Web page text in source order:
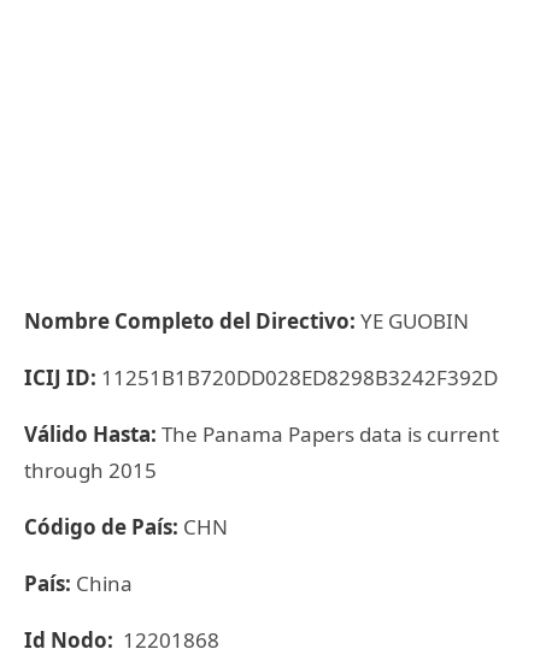
Nombre Completo del Directivo: YE GUOBIN
ICIJ ID: 11251B1B720DD028ED8298B3242F392D
Válido Hasta: The Panama Papers data is current
through 2015
Código de País: CHN
País: China
Id Nodo: 12201868